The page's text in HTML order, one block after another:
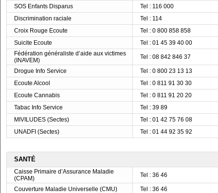
SOS Enfants Disparus
Tel : 116 000
Discrimination raciale
Tel : 114
Croix Rouge Ecoute
Tel : 0 800 858 858
Suicite Ecoute
Tel : 01 45 39 40 00
Fédération généraliste d’aide aux victimes
(INAVEM)
Tel : 08 842 846 37
Drogue Info Service
Tel : 0 800 23 13 13
Ecoute Alcool
Tel : 0 811 91 30 30
Ecoute Cannabis
Tel : 0 811 91 20 20
Tabac Info Service
Tel : 39 89
MIVILUDES (Sectes)
Tel : 01 42 75 76 08
UNADFI (Sectes)
Tel : 01 44 92 35 92
SANTÉ
Caisse Primaire d’Assurance Maladie
(CPAM)
Tel : 36 46
Couverture Maladie Universelle (CMU)
Tel : 36 46